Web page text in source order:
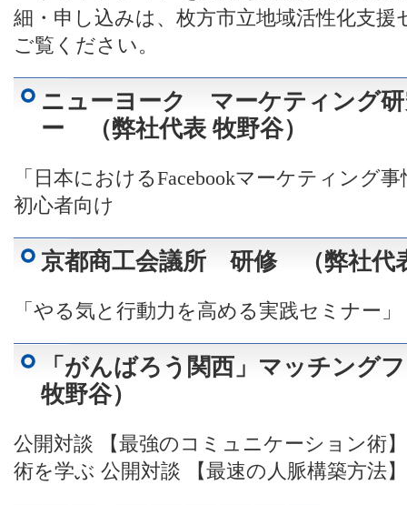
細・申し込みは、枚方市立地域活性化支
ご覧ください。
ニューヨーク マーケティング研
ー （弊社代表 牧野谷）
「日本におけるFacebookマーケティング
初心者向け
京都商工会議所 研修 （弊社代
「やる気と行動力を高める実践セミナー
「がんばろう関西」マッチング
牧野谷）
公開対談 【最強のコミュニケーション術
術を学ぶ 公開対談 【最速の人脈構築方法】